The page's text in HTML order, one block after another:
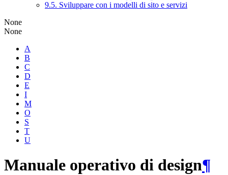
9.5. Sviluppare con i modelli di sito e servizi
None
None
A
B
C
D
E
I
M
O
S
T
U
Manuale operativo di design¶